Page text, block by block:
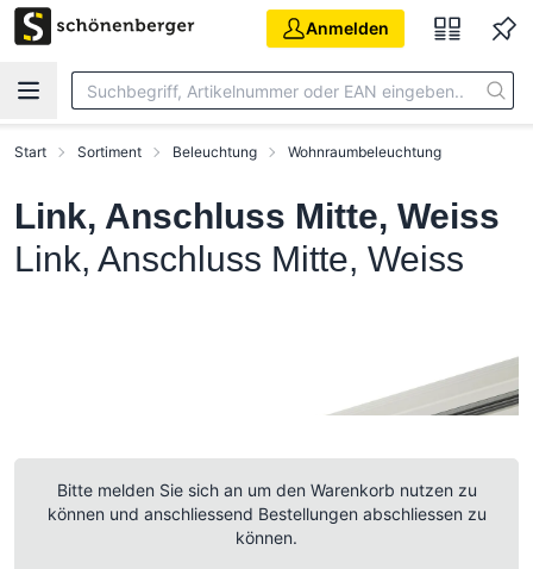
Zum Hauptinhalt springen
Anmelden
Start Sortiment Beleuchtung Wohnraumbeleuchtung
Link, Anschluss Mitte, Weiss
Link, Anschluss Mitte, Weiss
Bitte melden Sie sich an um den Warenkorb nutzen zu
können und anschliessend Bestellungen abschliessen zu
können.